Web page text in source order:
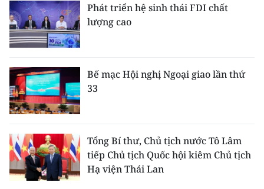
Phát triển hệ sinh thái FDI chất
lượng cao
Bế mạc Hội nghị Ngoại giao lần thứ
33
Tổng Bí thư, Chủ tịch nước Tô Lâm
tiếp Chủ tịch Quốc hội kiêm Chủ tịch
Hạ viện Thái Lan